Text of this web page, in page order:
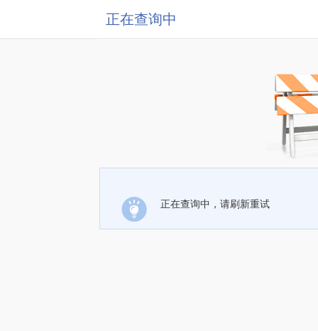
正在查询中
正在查询中，请刷新重试